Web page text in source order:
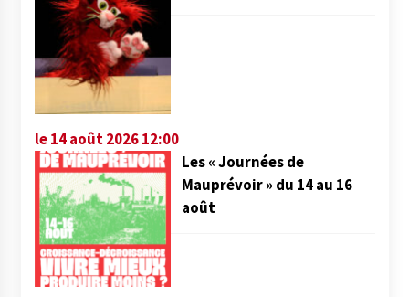
le 14 août 2026 12:00
Les « Journées de
Mauprévoir » du 14 au 16
août